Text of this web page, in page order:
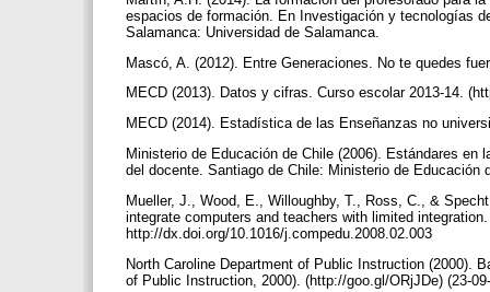
espacios de formación. En Investigación y tecnologías
Salamanca: Universidad de Salamanca.
Mascó, A. (2012). Entre Generaciones. No te quedes
MECD (2013). Datos y cifras. Curso escolar 2013-14.
MECD (2014). Estadística de las Enseñanzas no
Ministerio de Educación de Chile (2006). Estándares
del docente. Santiago de Chile: Ministerio de
Mueller, J., Wood, E., Willoughby, T., Ross, C., &
integrate computers and teachers with limited
http://dx.doi.org/10.1016/j.compedu.2008.02.003
North Caroline Department of Public Instruction (2000).
of Public Instruction, 2000). (http://goo.gl/ORjJDe) (23-